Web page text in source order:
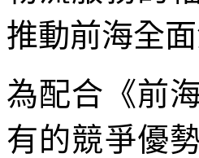
推動前海全
為配合《前
有的競爭優